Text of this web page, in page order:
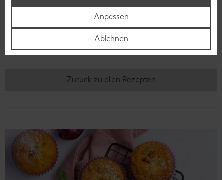
Bananen-Rezepte
Zurück zu allen Rezepten
Anpassen
Ablehnen